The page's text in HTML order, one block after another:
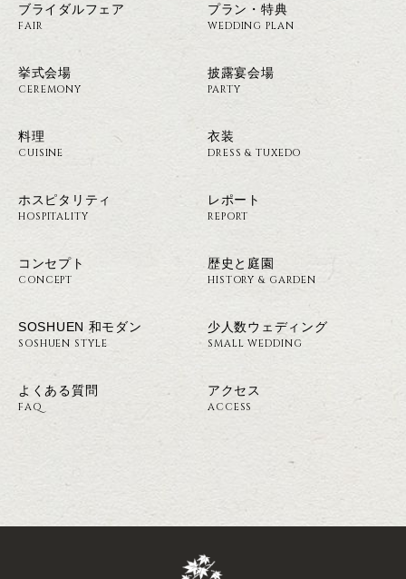
ブライダルフェア
FAIR
プラン・特典
WEDDING PLAN
挙式会場
CEREMONY
披露宴会場
PARTY
料理
CUISINE
衣装
DRESS & TUXEDO
ホスピタリティ
HOSPITALITY
レポート
REPORT
コンセプト
CONCEPT
歴史と庭園
HISTORY & GARDEN
SOSHUEN 和モダン
SOSHUEN STYLE
少人数ウェディング
SMALL WEDDING
よくある質問
FAQ
アクセス
ACCESS